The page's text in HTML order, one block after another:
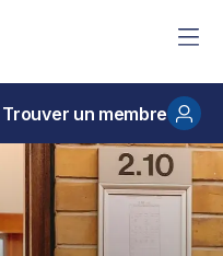
Trouver un membre